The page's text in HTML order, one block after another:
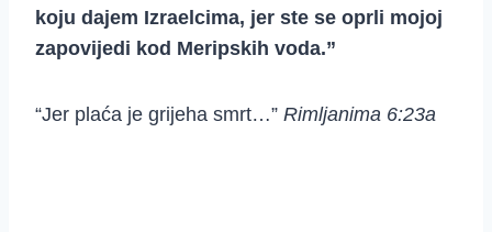
koju dajem Izraelcima, jer ste se oprli mojoj
zapovijedi kod Meripskih voda.”
“Jer plaća je grijeha smrt…” Rimljanima 6:23a